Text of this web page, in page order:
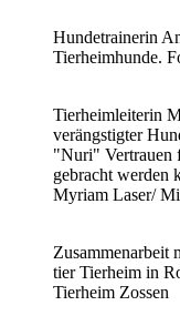
Hundetrainerin
Tierheimhunde.
Tierheimleiterin
verängstigter
"Nuri" Vertrauen
gebracht werden
Myriam Laser/
Zusammenarbeit
tier Tierheim in
Tierheim Zossen